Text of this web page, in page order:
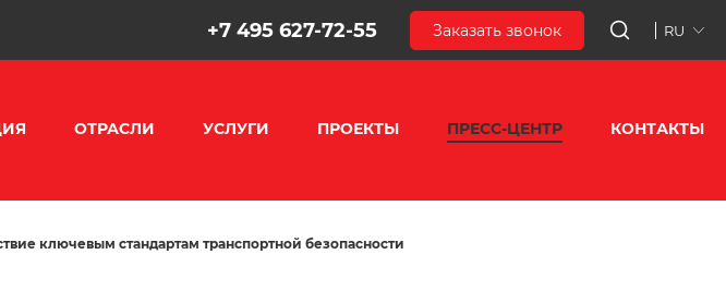
+7 495 627-72-55 Заказать звонок RU
ОТРАСЛИ УСЛУГИ ПРОЕКТЫ ПРЕСС-ЦЕНТР КОНТАКТЫ
ключевым стандартам транспортной безопасности